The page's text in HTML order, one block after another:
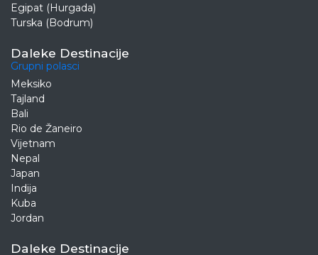
Egipat (Hurgada)
Turska (Bodrum)
Daleke Destinacije
Grupni polasci
Meksiko
Tajland
Bali
Rio de Žaneiro
Vijetnam
Nepal
Japan
Indija
Kuba
Jordan
Daleke Destinacije